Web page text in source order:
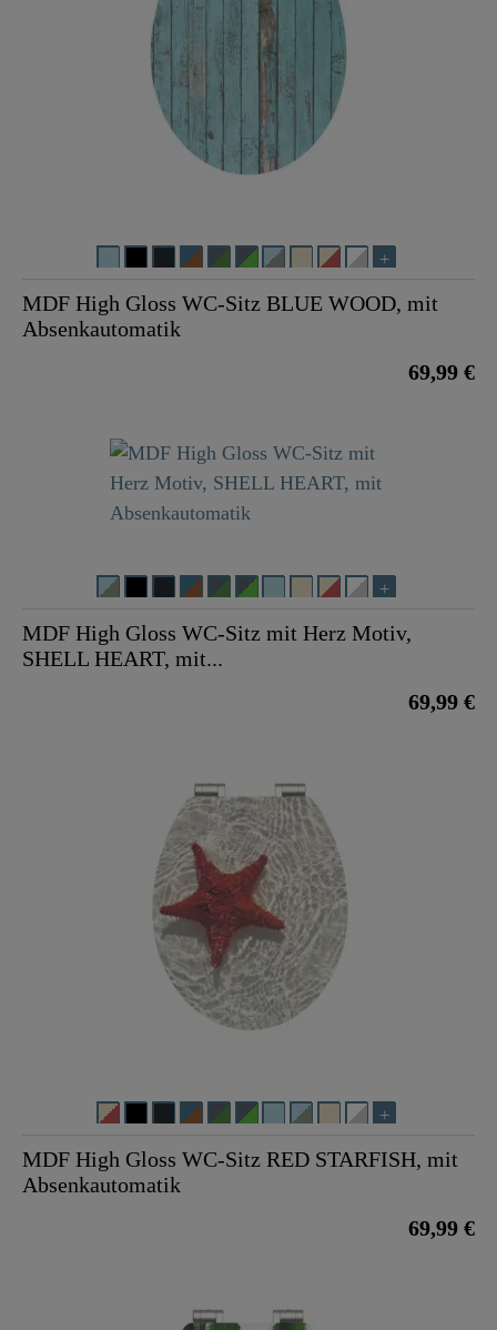
MDF High Gloss WC-Sitz BLUE WOOD, mit
Absenkautomatik
69,99 €
MDF High Gloss WC-Sitz mit Herz Motiv,
SHELL HEART, mit...
69,99 €
MDF High Gloss WC-Sitz RED STARFISH, mit
Absenkautomatik
69,99 €